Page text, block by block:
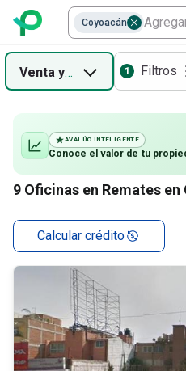
Venta yRemate 1 Filtros
9 Oficinas en Remates en
Calcular crédito
AVALÚO INTELIGENTE
Conoce el valor de tu
Coyoacán